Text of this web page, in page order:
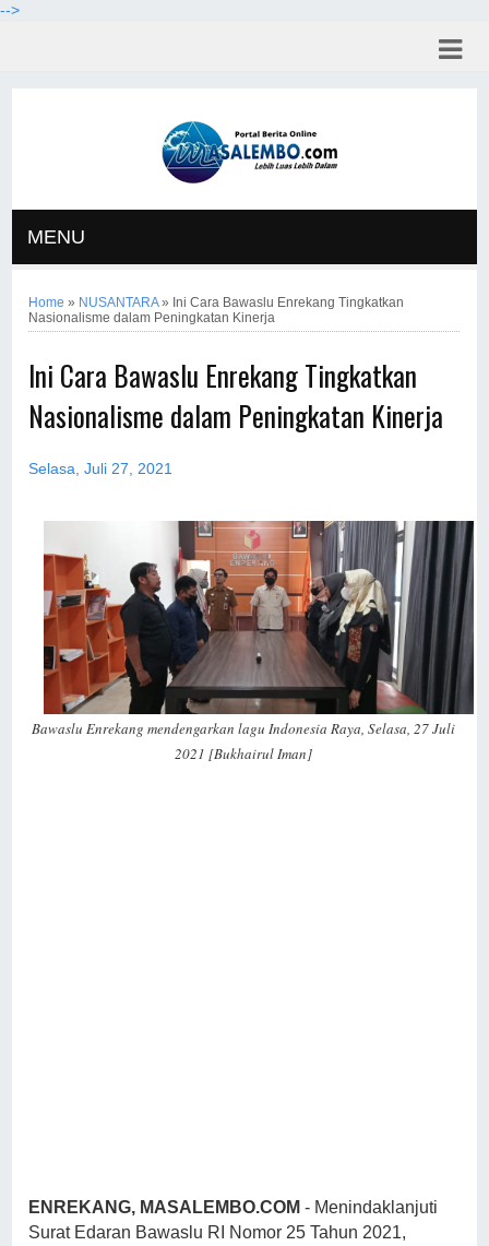
-->
MENU
Home » NUSANTARA» Ini Cara Bawaslu Enrekang Tingkatkan
Nasionalisme dalam Peningkatan Kinerja
Ini Cara Bawaslu Enrekang Tingkatkan
Nasionalisme dalam Peningkatan Kinerja
Selasa, Juli 27, 2021
Bawaslu Enrekang mendengarkan lagu Indonesia Raya, Selasa, 27 Juli
2021 [Bukhairul Iman]
ENREKANG, MASALEMBO.COM - Menindaklanjuti
Surat Edaran Bawaslu RI Nomor 25 Tahun 2021,